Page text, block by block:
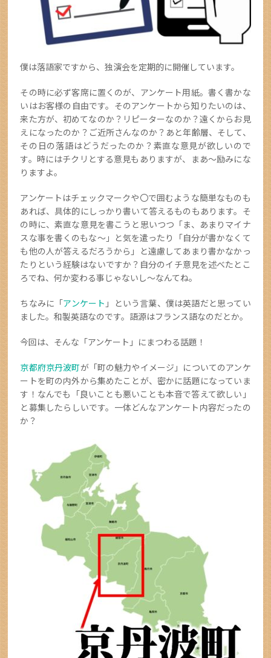
僕は落語家ですから、独演会を定期的に開催しています。
その時に必ず客席に置くのが、アンケート用紙。書く書かな
いはお客様の自由です。そのアンケートから知りたいのは、
来た方が、初めてなのか？リピーターなのか？遠くからお見
えになったのか？ご近所さんなのか？あと年齢層、そして、
その日の落語はどうだったのか？素直な意見が欲しいので
す。時にはチクリとする意見もありますが、まあ～励みにな
りますよ。
アンケートはチェックマークや〇で囲むような簡単なものも
あれば、具体的にしっかり書いて答えるものもあります。そ
の時に、素直な意見を書こうと思いつつ「ま、あまりマイナ
スな事を書くのもな～」と気を遣ったり「自分が書かなくて
も他の人が答えるだろうから」と遠慮してあまり書かなかっ
たりという経験はないですか？自分のイチ意見を述べたとこ
ろでね、何か変わる事じゃないし～なんてね。
ちなみに「アンケート 」という言葉、僕は英語だと思ってい
ました。和製英語なのです。語源はフランス語なのだとか。
今回は、そんな「アンケート」にまつわる話題！
京都府京丹波町が「町の魅力やイメージ」についてのアンケ
ートを町の内外から集めたことが、密かに話題になっていま
す！なんでも「良いことも悪いことも本音で答えて欲しい」
と募集したらしいです。一体どんなアンケート内容だったの
か？